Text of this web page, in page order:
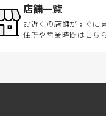
店舗一覧
お近くの店舗がすぐに
住所や営業時間はこち